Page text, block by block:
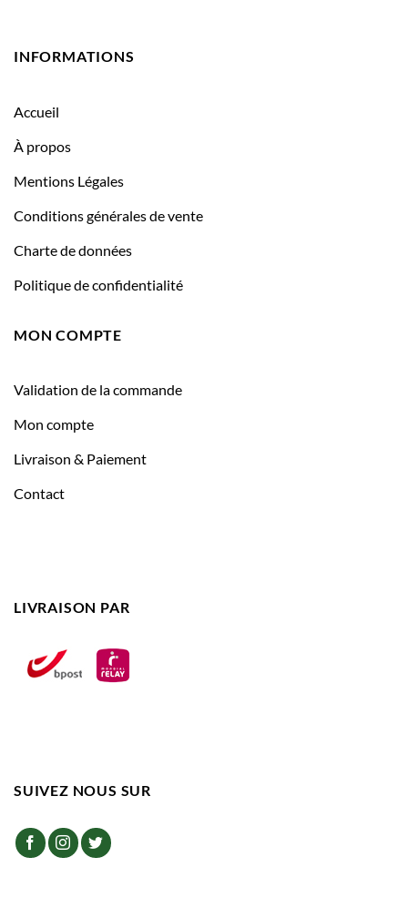
INFORMATIONS
Accueil
À propos
Mentions Légales
Conditions générales de vente
Charte de données
Politique de confidentialité
MON COMPTE
Validation de la commande
Mon compte
Livraison & Paiement
Contact
LIVRAISON PAR
SUIVEZ NOUS SUR